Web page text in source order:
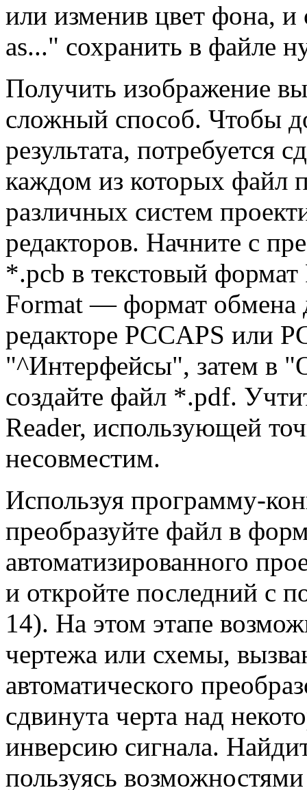
или изменив цвет фона,
as..." сохранить в файле
Получить изображение
сложный способ. Чтобы
результата, потребуется
каждом из которых файл
различных систем
редакторов. Начните с
*.pcb в текстовый
Format — формат обмена
редакторе PCCAPS или
"^Интерфейсы", затем в
создайте файл *.pdf.
Reader, использующей
несовместим.
Используя программу-
преобразуйте файл в
автоматизированного
и откройте последний с
14). На этом этапе
чертежа или схемы,
автоматического
сдвинута черта над
инверсию сигнала.
пользуясь